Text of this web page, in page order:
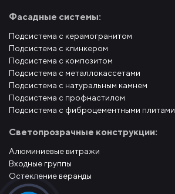
Фасадные системы:
Подсистема с керамогранитом
Подсистема с клинкером
Подсистема с композитом
Подсистема с металлокассетами
Подсистема с натуральным камнем
Подсистема с профнастилом
Подсистема с фиброцементными плитами
Светопрозрачные конструкции:
Алюминиевые витражи
Входные группы
Остекление веранды